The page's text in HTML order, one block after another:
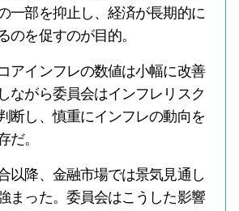
一部を抑止し、経済が長期的に
のを促すのが目的。
アインフレの数値は小幅に改善
ながら委員会はインフレリスク
断し、慎重にインフレの動向を
だ。
以降、金融市場では景気見通し
まった。委員会はこうした影響